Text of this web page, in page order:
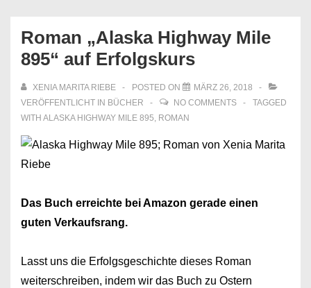
Roman „Alaska Highway Mile
895“ auf Erfolgskurs
XENIA MARITA RIEBE POSTED ON
MÄRZ 26, 2018
VERÖFFENTLICHT IN BÜCHER NO COMMENTS
TAGGED
WITH ALASKA HIGHWAY MILE 895, ROMAN
Das Buch erreichte bei Amazon gerade einen
guten Verkaufsrang.
Lasst uns die Erfolgsgeschichte dieses Roman
weiterschreiben, indem wir das Buch zu Ostern